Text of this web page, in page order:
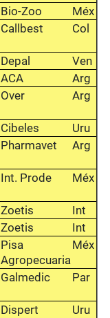
Bio-Zoo
Méx
Callbest Col
Depal
Ven
ACA
Arg
Over Arg
Cibeles
Uru
Pharmavet Arg
Int. Prode Méx
Zoetis
Int
Zoetis
Int
Pisa
Agropecuaria
Méx
Galmedic Par
Dispert
Uru